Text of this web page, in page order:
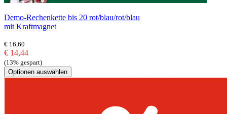
Demo-Rechenkette bis 20 rot/blau/rot/blau
mit Kraftmagnet
€ 16,60
€ 14,44
(13% gespart)